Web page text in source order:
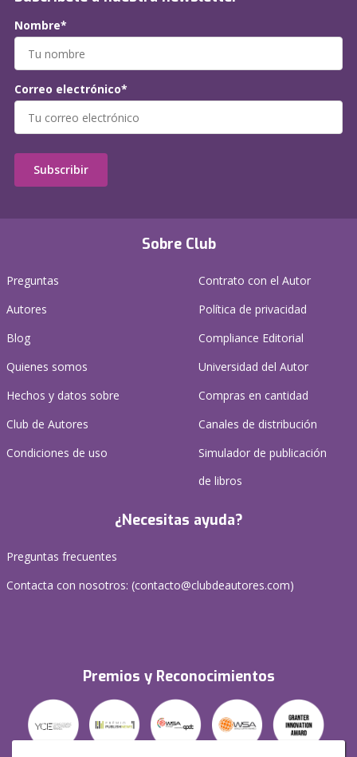
Sobre Club
Preguntas
Autores
Blog
Quienes somos
Hechos y datos sobre
Club de Autores
Condiciones de uso
Contrato con el Autor
Política de privacidad
Compliance Editorial
Universidad del Autor
Compras en cantidad
Canales de distribución
Simulador de publicación
de libros
¿Necesitas ayuda?
Preguntas frecuentes
Contacta con nosotros: (contacto@clubdeautores.com)
Premios y Reconocimientos
Nombre*
Correo electrónico*
Subscribir